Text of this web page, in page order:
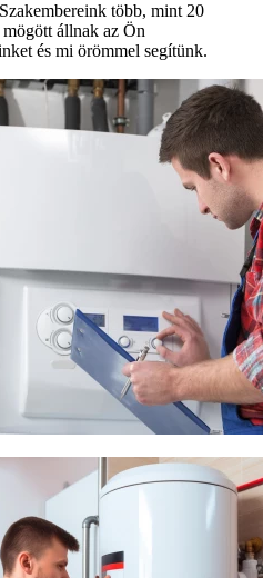
több, mint 20
mögött állnak az Ön
és mi örömmel segítünk.